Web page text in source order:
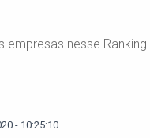
nesse Ranking.
- 10:25:10